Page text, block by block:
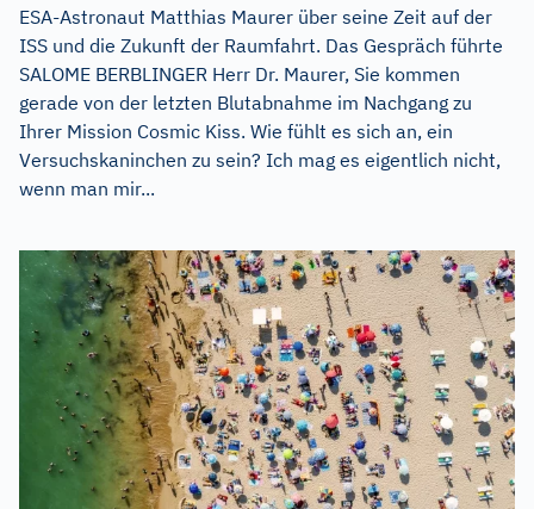
ESA-Astronaut Matthias Maurer über seine Zeit auf der
ISS und die Zukunft der Raumfahrt. Das Gespräch führte
SALOME BERBLINGER Herr Dr. Maurer, Sie kommen
gerade von der letzten Blutabnahme im Nachgang zu
Ihrer Mission Cosmic Kiss. Wie fühlt es sich an, ein
Versuchskaninchen zu sein? Ich mag es eigentlich nicht,
wenn man mir...